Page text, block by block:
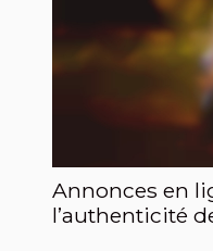
Annonces en
l’authenticité